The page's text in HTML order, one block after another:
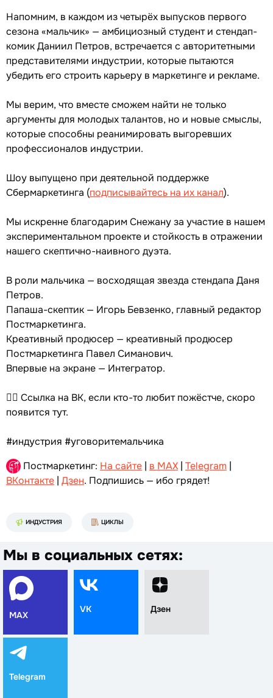
Напомним, в каждом из четырёх выпусков первого
сезона «мальчик» — амбициозный студент и стендап-
комик Даниил Петров, встречается с авторитетными
представителями индустрии, которые пытаются
убедить его строить карьеру в маркетинге и рекламе.
Мы верим, что вместе сможем найти не только
аргументы для молодых талантов, но и новые смыслы,
которые способны реанимировать выгоревших
профессионалов индустрии.
Шоу выпущено при деятельной поддержке
Сбермаркетинга (подписывайтесь на их канал).
Мы искренне благодарим Снежану за участие в нашем
экспериментальном проекте и стойкость в отражении
нашего скептично-наивного дуэта.
В роли мальчика — восходящая звезда стендапа Даня
Петров.
Папаша-скептик — Игорь Бевзенко, главный редактор
Постмаркетинга.
Креативный продюсер — креативный продюсер
Постмаркетинга Павел Симанович.
Впервые на экране — Интегратор.
👉🏻 Ссылка на ВК, если кто-то любит пожёстче, скоро
появится тут.
#индустрия #уговоритемальчика
Постмаркетинг: На сайте | в MAX | Telegram |
ВКонтакте | Дзен. Подпишись — ибо грядет!
ИНДУСТРИЯ ЦИКЛЫ
Мы в социальных сетях:
MAX
VK Дзен
Telegram